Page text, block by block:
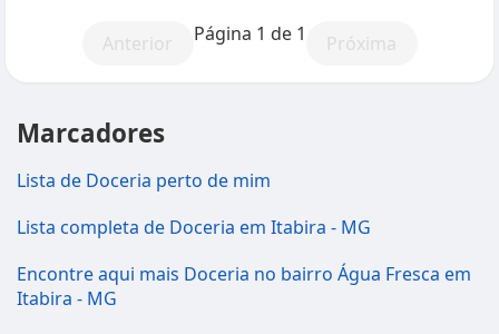
Anterior Página 1 de 1 Próxima
Marcadores
Lista de Doceria perto de mim
Lista completa de Doceria em Itabira - MG
Encontre aqui mais Doceria no bairro Água Fresca em
Itabira - MG